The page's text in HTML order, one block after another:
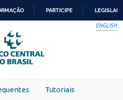
PARA
O
CONTEÚDO
PARTICIPE
ENGLISH
Tutoriais